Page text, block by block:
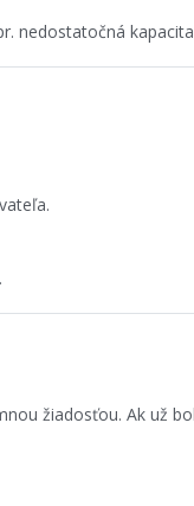
nedostatočná
žiadosťou. Ak už